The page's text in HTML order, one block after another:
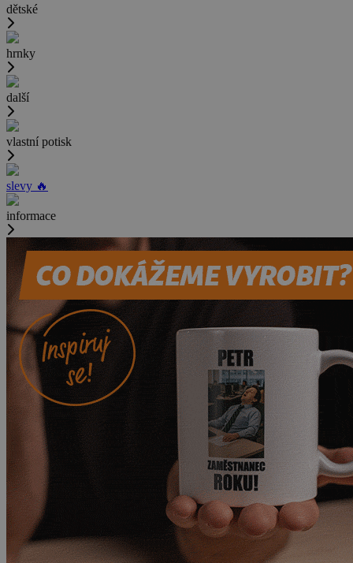
dětské
hrnky
další
vlastní potisk
slevy 🔥
informace